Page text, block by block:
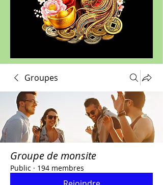
Groupes
Groupe de monsite
Public · 194 membres